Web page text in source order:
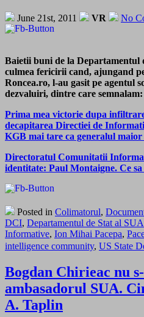
June 21st, 2011 VR No
Baietii buni de la Departamentul
culmea fericirii cand, ajungand
Roncea.ro, l-au gasit pe agentul
dezvaluiri, dintre care semnalam:
Prima mea victorie dupa
decapitarea Directiei de
KGB mai tare ca generalul
Directoratul Comunitatii
identitate: Paul Montaigne. Ce
Posted in Colimatorul,
DCI, Departamentul de Stat al SUA
Informative, Ion Mihai Pacepa,
intelligence community, US State
Bogdan Chirieac nu
ambasadorul SUA.
A. Taplin